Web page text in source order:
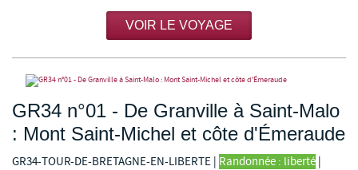
VOIR LE VOYAGE
GR34 n°01 - De Granville à Saint-Malo
: Mont Saint-Michel et côte d'Émeraude
GR34-TOUR-DE-BRETAGNE-EN-LIBERTE | Randonnée : liberté |